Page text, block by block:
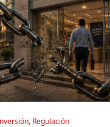
Regulación